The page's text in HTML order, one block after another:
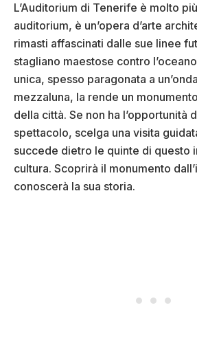
L’Auditorium di Tenerife è molto
auditorium, è un’opera d’arte
rimasti affascinati dalle sue linee
stagliano maestose contro
unica, spesso paragonata a
mezzaluna, la rende un
della città. Se non ha l’opportunità
spettacolo, scelga una visita
succede dietro le quinte di questo
cultura. Scoprirà il monumento
conoscerà la sua storia.